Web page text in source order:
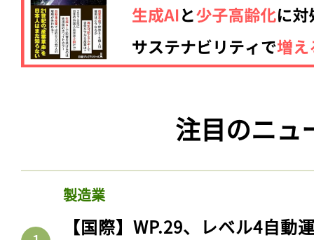
注目のニュ
製造業
【国際】WP.29、レベル4自動